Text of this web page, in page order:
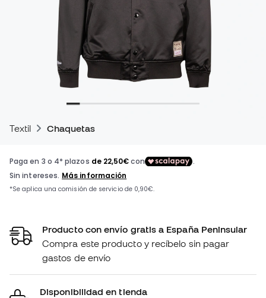
Textil Chaquetas
Producto con envío gratis a España Peninsular
Compra este producto y recíbelo sin pagar
gastos de envío
Disponibilidad en tienda